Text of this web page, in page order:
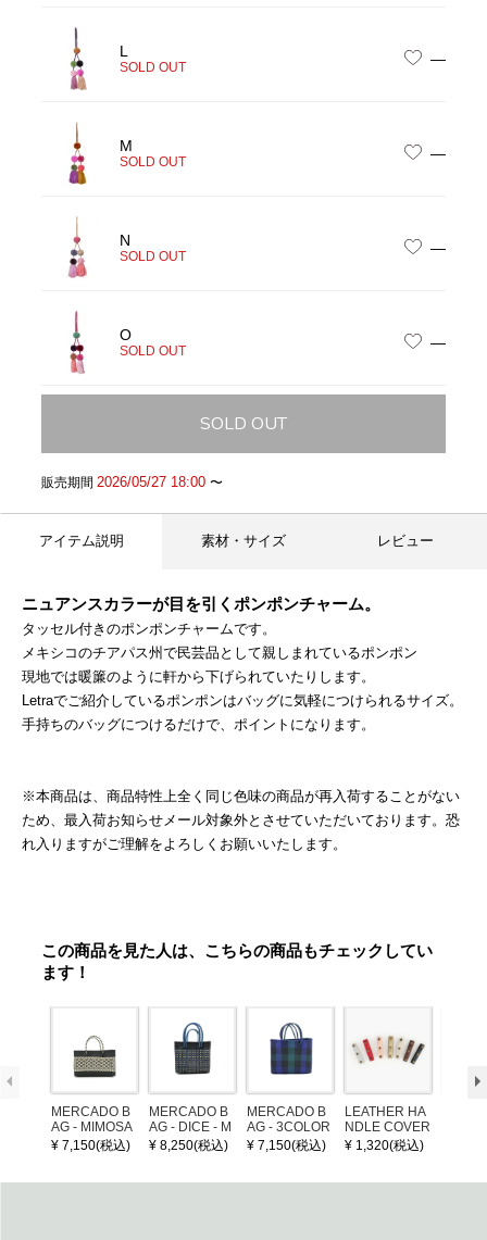
L
SOLD OUT —
M
SOLD OUT —
N
SOLD OUT —
O
SOLD OUT —
SOLD OUT
販売期間 2026/05/27 18:00〜
アイテム説明 素材・サイズ レビュー
ニュアンスカラーが目を引くポンポンチャーム。
タッセル付きのポンポンチャームです。
メキシコのチアパス州で民芸品として親しまれているポンポン
現地では暖簾のように軒から下げられていたりします。
Letraでご紹介しているポンポンはバッグに気軽につけられるサイズ。
手持ちのバッグにつけるだけで、ポイントになります。
※本商品は、商品特性上全く同じ色味の商品が再入荷することがない
ため、最入荷お知らせメール対象外とさせていただいております。恐
れ入りますがご理解をよろしくお願いいたします。
この商品を見た人は、こちらの商品もチェックしてい
ます！
MERCADO B
AG - MIMOSA
- Black / Crea
¥ 7,150(税込)
MERCADO B
AG - DICE - M
OSAIC - Black
¥ 8,250(税込)
MERCADO B
AG - 3COLOR
S CHECK - Bl
¥ 7,150(税込)
LEATHER HA
NDLE COVER
¥ 1,320(税込)